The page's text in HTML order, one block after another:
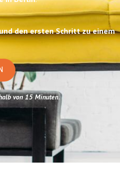
den ersten Schritt zu einem
von 15 Minuten.